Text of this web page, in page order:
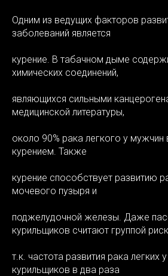
Одним из ведущих факторов
заболеваний является
курение. В табачном дыме
химических соединений,
являющихся сильными
медицинской литературы,
около 90% рака легкого у
курением. Также
курение способствует развитию
мочевого пузыря и
поджелудочной железы. Даже
курильщиков считают группой
т.к. частота развития рака легких
курильщиков в два раза